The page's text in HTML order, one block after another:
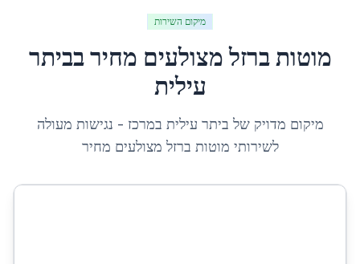
מיקום השירות
מוטות ברזל מצולעים מחירבביתר
עילית
מיקום מדויק של ביתר עילית במרכז - נגישות מעולה
לשירותי מוטות ברזל מצולעים מחיר